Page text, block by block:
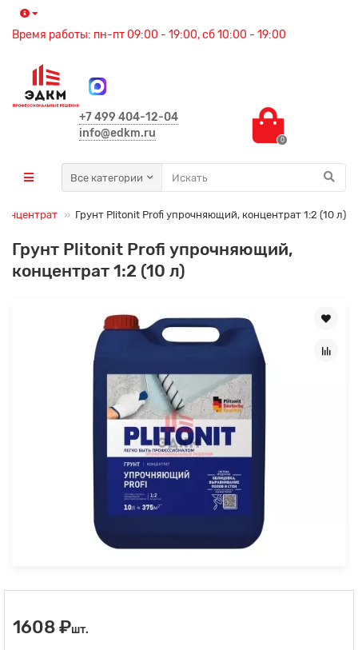
Время работы: пн-пт 09:00 - 19:00, сб 10:00 - 19:00
+7 499 404-12-04
info@edkm.ru
0
Все категории
Грунт Plitonit Profi упрочняющий, концентрат 1:2 (10 л)
Грунт Plitonit Profi упрочняющий,
концентрат 1:2 (10 л)
1608 ₽шт.